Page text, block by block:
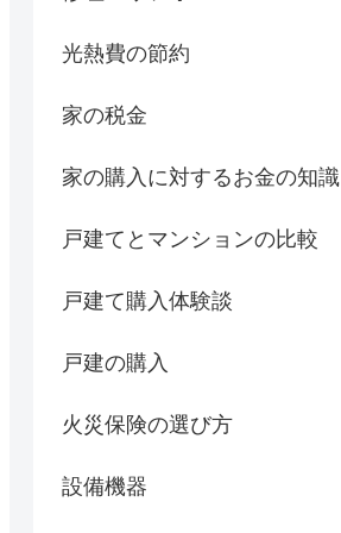
光熱費の節約
家の税金
家の購入に対するお金の知識
戸建てとマンションの比較
戸建て購入体験談
戸建の購入
火災保険の選び方
設備機器